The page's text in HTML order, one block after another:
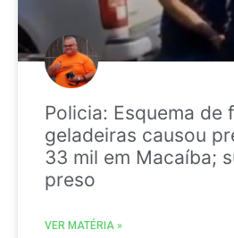
Policia: Esquema de
geladeiras causou
33 mil em Macaíba;
preso
VER MATÉRIA »